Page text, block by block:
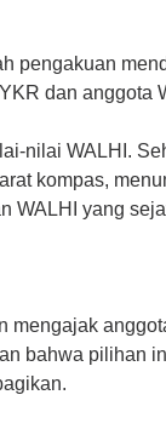
pengakuan
dan anggota
nilai WALHI.
kompas,
WALHI yang
bahwa pilihan